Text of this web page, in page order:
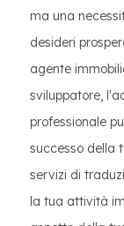
ma una
desideri
agente
sviluppatore,
professionale
successo della
servizi di
la tua attività